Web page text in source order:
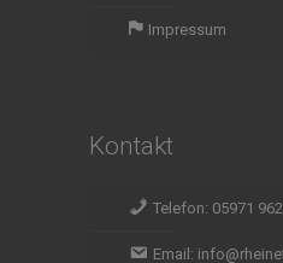
Impressum
Kontakt
Telefon: 05971
Email: